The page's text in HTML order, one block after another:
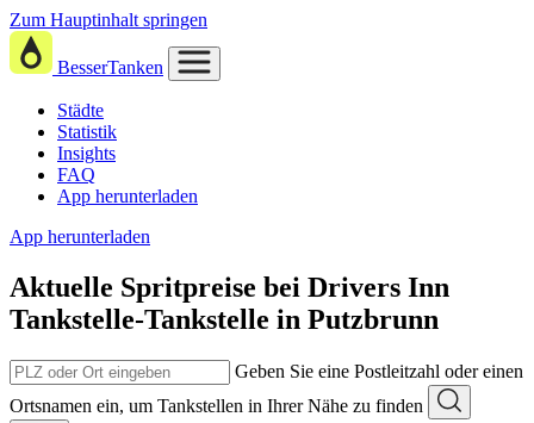
Zum Hauptinhalt springen
BesserTanken
Städte
Statistik
Insights
FAQ
App herunterladen
App herunterladen
Aktuelle Spritpreise bei Drivers Inn
Tankstelle-Tankstelle in Putzbrunn
Geben Sie eine Postleitzahl oder einen
Ortsnamen ein, um Tankstellen in Ihrer Nähe zu finden